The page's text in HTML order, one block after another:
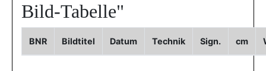
Bild-Tabelle"
BNR Bildtitel Datum Technik Sign. cm